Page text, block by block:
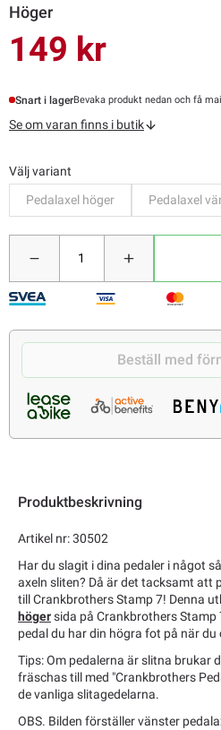
Höger
149 kr
Snart i lagerBevaka produkt nedan och få
Se om varan finns i butik
Välj variant
Pedalaxel höger
Pedalaxel
Beställ med
Produktbeskrivning
Artikel nr: 30502
Har du slagit i dina pedaler i något
axeln sliten? Då är det tacksamt att
till Crankbrothers Stamp 7! Denna
högersida på Crankbrothers Stamp
pedal du har din högra fot på när du
Tips: Om pedalerna är slitna brukar
fräschas till med "Crankbrothers
de vanliga slitagedelarna.
OBS. Bilden förställer vänster